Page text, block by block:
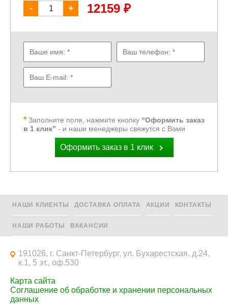
- + 12159 ₽
Оформить заказ в 1 клик
Заполните поля, нажмите кнопку “Оформить заказ
в 1 клик” - и наши менеджеры свяжутся с Вами
НАШИ КЛИЕНТЫ ДОСТАВКА ОПЛАТА АКЦИИ КОНТАКТЫ
НАШИ РАБОТЫ ВАКАНСИИ
191026, г. Санкт-Петербург, ул. Бухарестская, д.24,
к.1, 5 эт., оф.530
Карта сайта
Соглашение об обработке и хранении персональных
данных